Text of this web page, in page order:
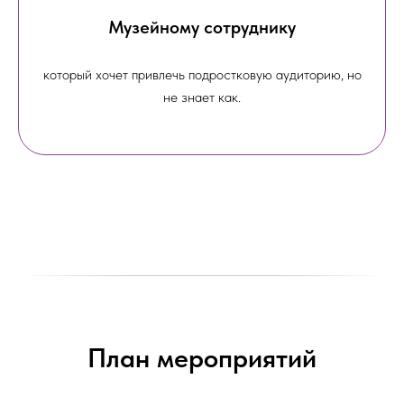
Музейному сотруднику
который хочет привлечь подростковую аудиторию, но
не знает как.
План мероприятий